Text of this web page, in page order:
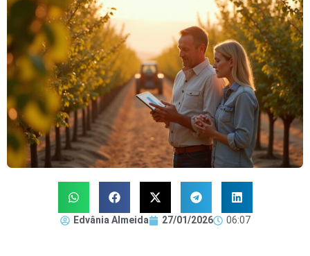
Edvânia Almeida 27/01/2026 06:07